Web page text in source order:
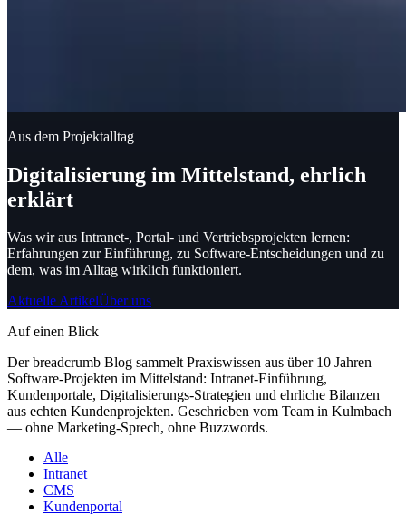
Aus dem Projektalltag
Digitalisierung im Mittelstand, ehrlich
erklärt
Was wir aus Intranet-, Portal- und Vertriebsprojekten lernen:
Erfahrungen zur Einführung, zu Software-Entscheidungen und zu
dem, was im Alltag wirklich funktioniert.
Aktuelle ArtikelÜber uns
Auf einen Blick
Der breadcrumb Blog sammelt Praxiswissen aus über 10 Jahren
Software-Projekten im Mittelstand: Intranet-Einführung,
Kundenportale, Digitalisierungs-Strategien und ehrliche Bilanzen
aus echten Kundenprojekten. Geschrieben vom Team in Kulmbach
— ohne Marketing-Sprech, ohne Buzzwords.
Alle
Intranet
CMS
Kundenportal